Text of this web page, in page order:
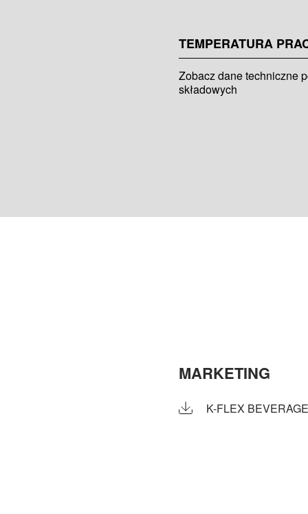
TEMPERATURA
Zobacz dane techniczne
składowych
MARKETING
K-FLEX